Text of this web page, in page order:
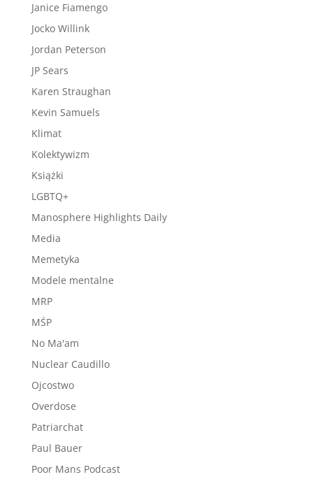
Janice Fiamengo
Jocko Willink
Jordan Peterson
JP Sears
Karen Straughan
Kevin Samuels
Klimat
Kolektywizm
Książki
LGBTQ+
Manosphere Highlights Daily
Media
Memetyka
Modele mentalne
MRP
MŚP
No Ma'am
Nuclear Caudillo
Ojcostwo
Overdose
Patriarchat
Paul Bauer
Poor Mans Podcast